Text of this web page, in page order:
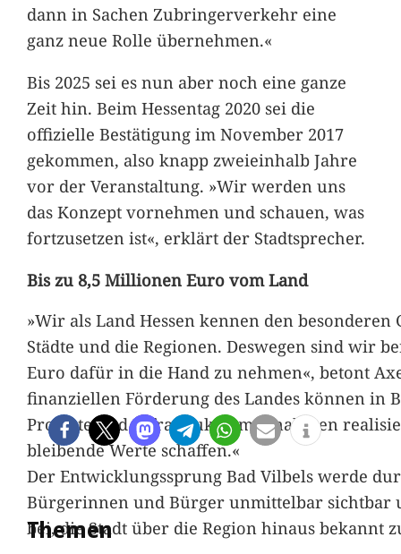
dann in Sachen Zubringerverkehr eine
ganz neue Rolle übernehmen.«
Bis 2025 sei es nun aber noch eine ganze
Zeit hin. Beim Hessentag 2020 sei die
offizielle Bestätigung im November 2017
gekommen, also knapp zweieinhalb Jahre
vor der Veranstaltung. »Wir werden uns
das Konzept vornehmen und schauen, was
fortzusetzen ist«, erklärt der Stadtsprecher.
Bis zu 8,5 Millionen Euro vom Land
»Wir als Land Hessen kennen den besonderen
Städte und die Regionen. Deswegen sind wir
Euro dafür in die Hand zu nehmen«, betont
finanziellen Förderung des Landes können in
Projekte und Infrastrukturmaßnahmen
bleibende Werte schaffen.«
Der Entwicklungssprung Bad Vilbels werde
Bürgerinnen und Bürger unmittelbar sichtbar
bei, die Stadt über die Region hinaus bekannt
Themen